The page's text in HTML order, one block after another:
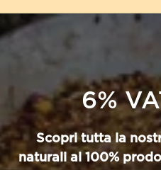
6%
Scopri tutta la
naturali al 100%